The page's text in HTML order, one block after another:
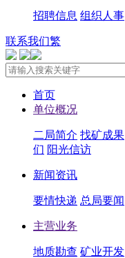
招聘信息 组织人事
联系我们繁
首页
单位概况
二局简介 找矿成果
们 阳光信访
新闻资讯
要情快递 总局要闻
主营业务
地质勘查 矿业开发